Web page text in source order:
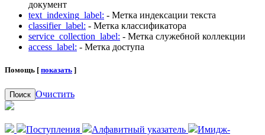
документ
text_indexing_label: - Метка индексации текста
classifier_label: - Метка классификатора
service_collection_label: - Метка служебной коллекции
access_label: - Метка доступа
Помощь [ показать ]
Поиск Очистить
Поступления Алфавитный указатель
Имидж-